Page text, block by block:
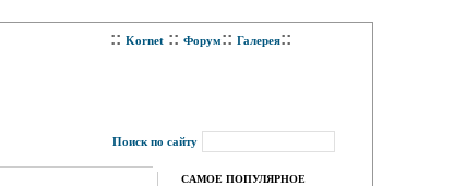
:: Kornet :: Форум:: Галерея::
Поиск по сайту
САМОЕ ПОПУЛЯРНОЕ